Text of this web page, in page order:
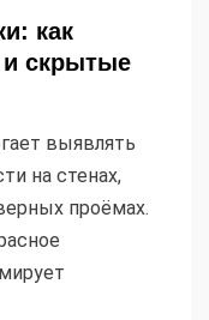
как
и скрытые
выявлять
на стенах,
проёмах.